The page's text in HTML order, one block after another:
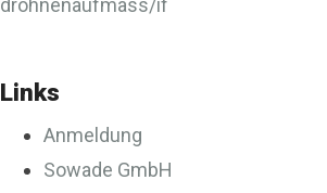
Links
Anmeldung
Sowade GmbH